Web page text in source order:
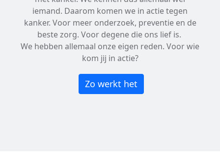
iemand. Daarom komen we in actie tegen
kanker. Voor meer onderzoek, preventie en de
beste zorg. Voor degene die ons lief is.
We hebben allemaal onze eigen reden. Voor wie
kom jij in actie?
Zo werkt het